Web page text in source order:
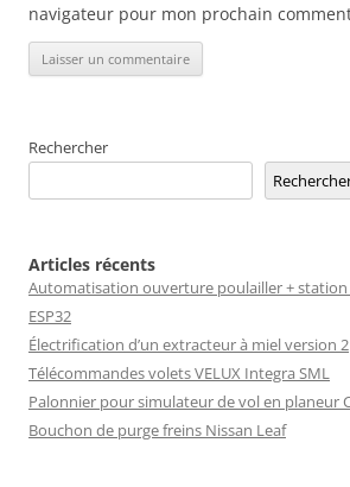
navigateur pour mon prochain
Rechercher
Articles récents
Automatisation ouverture poulailler + station
ESP32
Électrification d’un extracteur à miel version 2
Télécommandes volets VELUX Integra SML
Palonnier pour simulateur de vol en planeur
Bouchon de purge freins Nissan Leaf